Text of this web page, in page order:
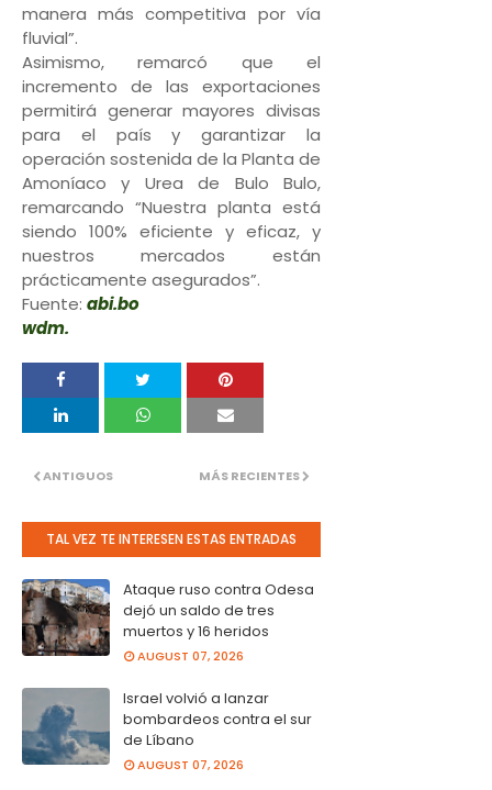
manera más competitiva por vía
fluvial”.
Asimismo, remarcó que el
incremento de las exportaciones
permitirá generar mayores divisas
para el país y garantizar la
operación sostenida de la Planta de
Amoníaco y Urea de Bulo Bulo,
remarcando “Nuestra planta está
siendo 100% eficiente y eficaz, y
nuestros mercados están
prácticamente asegurados”.
Fuente: abi.bo
wdm.
MÁS RECIENTES
ANTIGUOS
TAL VEZ TE INTERESEN ESTAS ENTRADAS
Ataque ruso contra Odesa
dejó un saldo de tres
muertos y 16 heridos
AUGUST 07, 2026
Israel volvió a lanzar
bombardeos contra el sur
de Líbano
AUGUST 07, 2026